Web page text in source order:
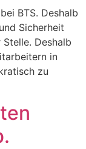
BTS. Deshalb
Sicherheit
Deshalb
in
zu